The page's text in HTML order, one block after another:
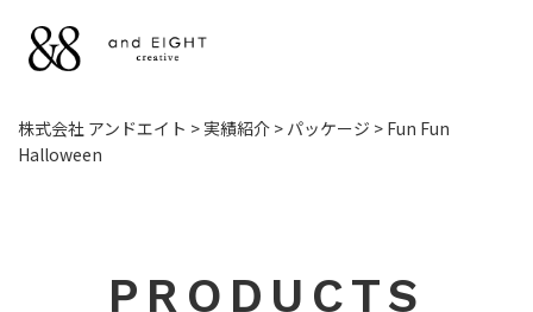
NEWS
株式会社 アンドエイト >実績紹介 > パッケージ > Fun Fun
Halloween
PRODUCTS